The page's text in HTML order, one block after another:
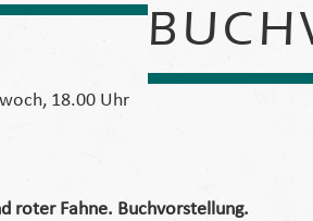
18.00 Uhr
roter Fahne. Buchvorstellung.